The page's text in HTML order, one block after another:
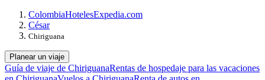
ColombiaHotelesExpedia.com
César
Chiriguana
Planear un viaje
Guía de viaje de ChiriguanaRentas de hospedaje para las vacaciones